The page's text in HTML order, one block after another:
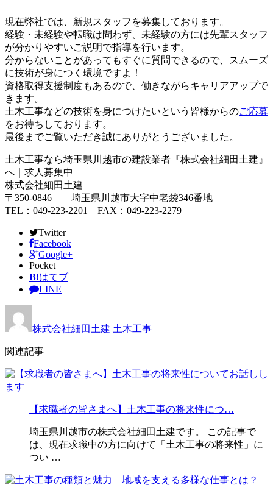
現在弊社では、新規スタッフを募集しております。
経験・未経験や転職は問わず、未経験の方には先輩スタッフ
が分かりやすいご説明で指導を行います。
分からないことがあってもすぐに質問できるので、スムーズ
に技術が身につく環境ですよ！
資格取得支援制度もあるので、働きながらキャリアアップで
きます。
土木工事などの技術を身につけたいという皆様からのご応募
をお待ちしております。
最後までご覧いただき誠にありがとうございました。
土木工事なら埼玉県川越市の建設業者『株式会社細田土建』
へ｜求人募集中
株式会社細田土建
〒350-0846 埼玉県川越市大字中老袋346番地
TEL：049-223-2201 FAX：049-223-2279
Twitter
Facebook
Google+
Pocket
B!はてブ
LINE
株式会社細田土建 土木工事
関連記事
【求職者の皆さまへ】土木工事の将来性につ…
埼玉県川越市の株式会社細田土建です。 この記事で
は、現在求職中の方に向けて「土木工事の将来性」に
つい …